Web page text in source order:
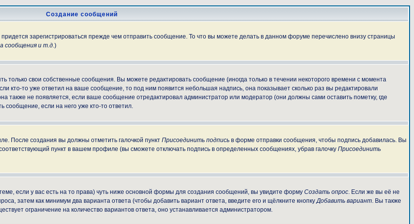
Создание сообщений
зарегистрироваться прежде чем отправить сообщение. То что вы можете делать в данном форуме перечислено внизу страницы
сообщения и т.д.)
свои собственные сообщения. Вы можете редактировать сообщение (иногда только в течении некоторого времени с момента
кто-то уже ответил на ваше сообщение, то под ним появится небольшая надпись, она показывает сколько раз вы редактировали
также не появляется, если ваше сообщение отредактировал администратор или модератор (они должны сами оставить пометку, где
сообщение, если на него уже кто-то ответил.
После создания вы должны отметить галочкой пункт Присоединить подпись в форме отправки сообщения, чтобы подпись добавилась. Вы
пункт в вашем профиле (вы сможете отключать подпись в определенных сообщениях, убрав галочку Присоединить
если у вас есть на то права) чуть ниже основной формы для создания сообщений, вы увидите форму Создать опрос. Если же вы её не
затем как минимум два варианта ответа (чтобы добавить вариант ответа, введите его и щёлкните кнопкуДобавить вариант. Вы также
ограничение на количество вариантов ответа, оно устанавливается администратором.